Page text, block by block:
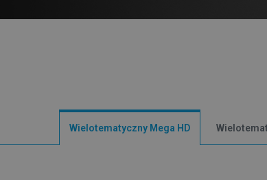
Wielotematyczny Mega HD